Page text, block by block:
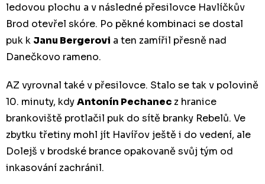
ledovou plochu a v následné přesilovce Havlíčkův
Brod otevřel skóre. Po pěkné kombinaci se dostal
puk k Janu Bergerovi a ten zamířil přesně nad
Danečkovo rameno.
AZ vyrovnal také v přesilovce. Stalo se tak v polovině
10. minuty, kdyAntonín Pechanec z hranice
brankoviště protlačil puk do sítě branky Rebelů. Ve
zbytku třetiny mohl jít Havířov ještě i do vedení, ale
Dolejš v brodské brance opakovaně svůj tým od
inkasování zachránil.